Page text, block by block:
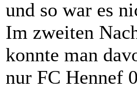
und so war es
Im zweiten
konnte man
nur FC Hennef